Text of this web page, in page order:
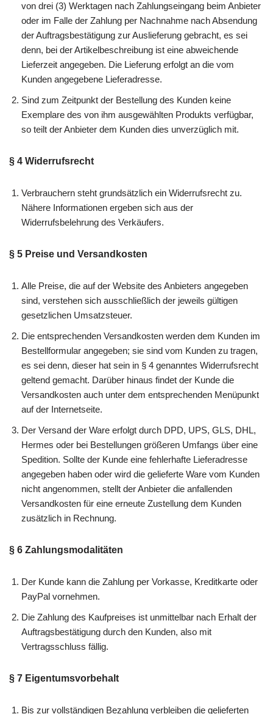
von drei (3) Werktagen nach Zahlungseingang beim Anbieter
oder im Falle der Zahlung per Nachnahme nach Absendung
der Auftragsbestätigung zur Auslieferung gebracht, es sei
denn, bei der Artikelbeschreibung ist eine abweichende
Lieferzeit angegeben. Die Lieferung erfolgt an die vom
Kunden angegebene Lieferadresse.
Sind zum Zeitpunkt der Bestellung des Kunden keine
Exemplare des von ihm ausgewählten Produkts verfügbar,
so teilt der Anbieter dem Kunden dies unverzüglich mit.
§ 4 Widerrufsrecht
Verbrauchern steht grundsätzlich ein Widerrufsrecht zu.
Nähere Informationen ergeben sich aus der
Widerrufsbelehrung des Verkäufers.
§ 5 Preise und Versandkosten
Alle Preise, die auf der Website des Anbieters angegeben
sind, verstehen sich ausschließlich der jeweils gültigen
gesetzlichen Umsatzsteuer.
Die entsprechenden Versandkosten werden dem Kunden im
Bestellformular angegeben; sie sind vom Kunden zu tragen,
es sei denn, dieser hat sein in § 4 genanntes Widerrufsrecht
geltend gemacht. Darüber hinaus findet der Kunde die
Versandkosten auch unter dem entsprechenden Menüpunkt
auf der Internetseite.
Der Versand der Ware erfolgt durch DPD, UPS, GLS, DHL,
Hermes oder bei Bestellungen größeren Umfangs über eine
Spedition. Sollte der Kunde eine fehlerhafte Lieferadresse
angegeben haben oder wird die gelieferte Ware vom Kunden
nicht angenommen, stellt der Anbieter die anfallenden
Versandkosten für eine erneute Zustellung dem Kunden
zusätzlich in Rechnung.
§ 6 Zahlungsmodalitäten
Der Kunde kann die Zahlung per Vorkasse, Kreditkarte oder
PayPal vornehmen.
Die Zahlung des Kaufpreises ist unmittelbar nach Erhalt der
Auftragsbestätigung durch den Kunden, also mit
Vertragsschluss fällig.
§ 7 Eigentumsvorbehalt
Bis zur vollständigen Bezahlung verbleiben die gelieferten